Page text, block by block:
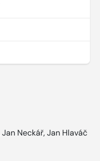
Jan Neckář,Jan Hlaváč